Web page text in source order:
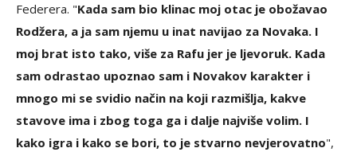
Federera. "Kada sam bio klinac moj otac je obožavao
Rodžera, a ja sam njemu u inat navijao za Novaka. I
moj brat isto tako, više za Rafu jer je ljevoruk. Kada
sam odrastao upoznao sam i Novakov karakter i
mnogo mi se svidio način na koji razmišlja, kakve
stavove ima i zbog toga ga i dalje najviše volim. I
kako igra i kako se bori, to je stvarno nevjerovatno",